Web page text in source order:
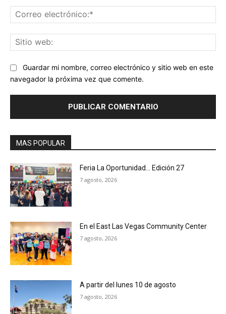
Guardar mi nombre, correo electrónico y sitio web en este
navegador la próxima vez que comente.
MAS POPULAR
Feria La Oportunidad… Edición 27
7 agosto, 2026
En el East Las Vegas Community Center
7 agosto, 2026
A partir del lunes 10 de agosto
7 agosto, 2026